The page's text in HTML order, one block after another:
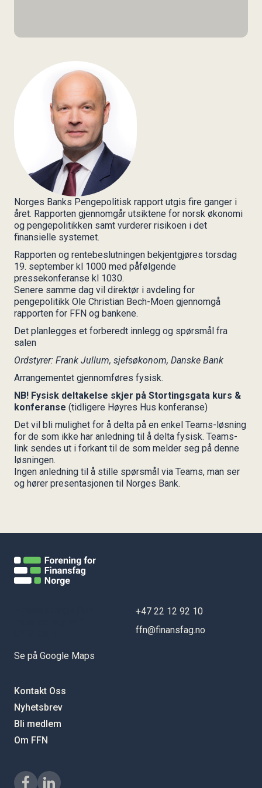
Stortingsgata kurs & konferansesenter
ARRANGØR
FFN – i samarbeid med Norges Bank
PÅMELDING
17.09.2024
Norges Banks Pengepolitisk rapport utgis fire ganger i
året. Rapporten gjennomgår utsiktene for norsk økonomi
og pengepolitikken samt vurderer risikoen i det
finansielle systemet.
Rapporten og rentebeslutningen bekjentgjøres torsdag
19. september kl 1000 med påfølgende
pressekonferanse kl 1030.
Senere samme dag vil direktør i avdeling for
pengepolitikk Ole Christian Bech-Moen gjennomgå
rapporten for FFN og bankene.
Det planlegges et forberedt innlegg og spørsmål fra
salen
Ordstyrer: Frank Jullum, sjefsøkonom, Danske Bank
Arrangementet gjennomføres fysisk.
NB! Fysisk deltakelse skjer på Stortingsgata kurs &
konferanse (tidligere Høyres Hus konferanse)
Det vil bli mulighet for å delta på en enkel Teams-løsning
for de som ikke har anledning til å delta fysisk. Teams-
link sendes ut i forkant til de som melder seg på denne
løsningen.
Ingen anledning til å stille spørsmål via Teams, man ser
og hører presentasjonen til Norges Bank.
Se på Google Maps
+47 22 12 92 10
ffn@finansfag.no
Kontakt Oss
Nyhetsbrev
Bli medlem
Om FFN